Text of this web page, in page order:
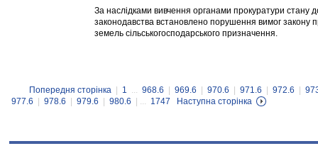
За наслідками вивчення органами прокуратури стану
законодавства встановлено порушення вимог закону
земель сільськогосподарського призначення.
Попередня сторінка 1 ... 968.6 969.6 970.6 971.6 972.6
977.6
978.6 979.6 980.6 | ... 1747 Наступна сторінка